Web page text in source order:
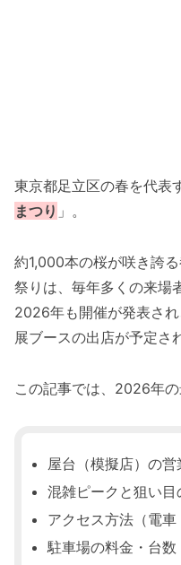
東京都足立区の春を代表
まつり 」。
約1,000本の桜が咲き誇
祭りは、毎年多くの来場
2026年も開催が発表さ
展ブースの出店が予定さ
この記事では、2026年の
屋台（模擬店）の営
混雑ピークと狙い目
アクセス方法（電車
駐車場の料金・台